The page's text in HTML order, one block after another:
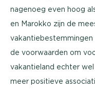
nagenoeg even hoog
en Marokko zijn de
vakantiebestemmingen
de voorwaarden om
vakantieland echter
meer positieve